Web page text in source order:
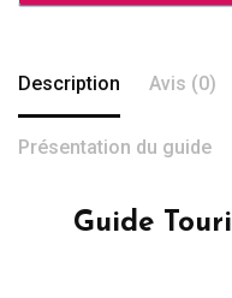
Description Avis (0)
Présentation du guide
Guide